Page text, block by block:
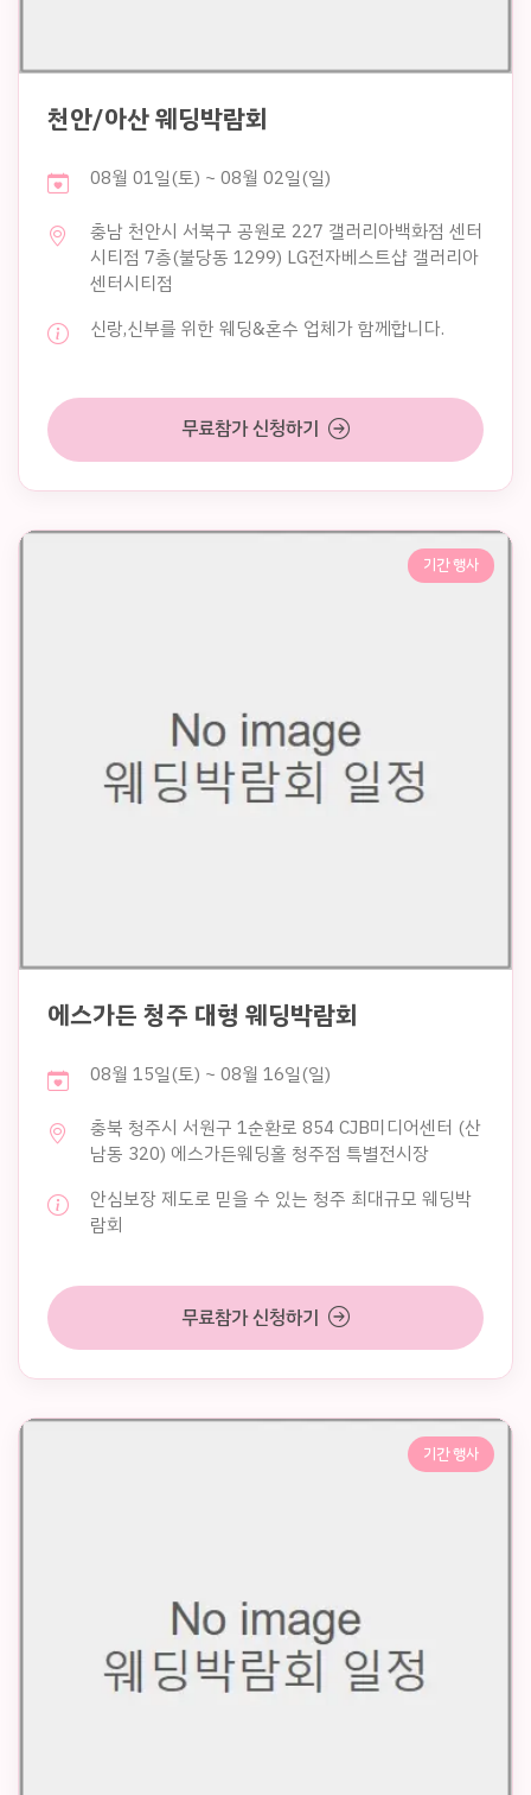
천안/아산 웨딩박람회
08월 01일(토) ~ 08월 02일(일)
충남 천안시 서북구 공원로 227 갤러리아백화점 센터
시티점 7층(불당동 1299) LG전자베스트샵 갤러리아
센터시티점
신랑,신부를 위한 웨딩&혼수 업체가 함께합니다.
무료참가 신청하기
기간 행사
에스가든 청주 대형 웨딩박람회
08월 15일(토) ~ 08월 16일(일)
충북 청주시 서원구 1순환로 854 CJB미디어센터 (산
남동 320) 에스가든웨딩홀 청주점 특별전시장
안심보장 제도로 믿을 수 있는 청주 최대규모 웨딩박
람회
무료참가 신청하기
기간 행사